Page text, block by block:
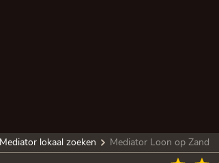
Mediator lokaal zoeken Mediator Loon op Zand